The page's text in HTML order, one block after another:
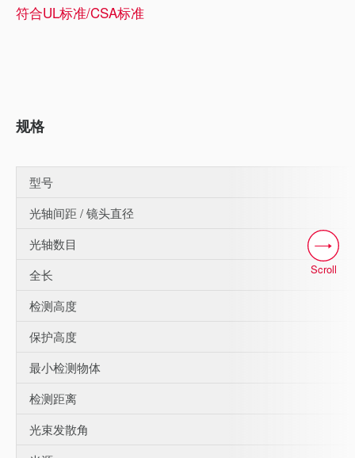
符合UL标准/CSA标准
规格
型号
光轴间距 / 镜头直径
光轴数目
全长
检测高度
保护高度
最小检测物体
检测距离
光束发散角
Scroll